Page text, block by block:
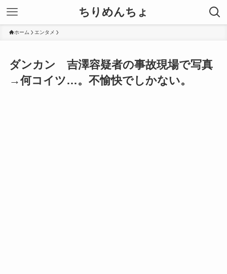
ちりめんちょ
ホーム エンタメ
ダンカン 吉澤容疑者の事故現場で写真
→何コイツ…。不愉快でしかない。